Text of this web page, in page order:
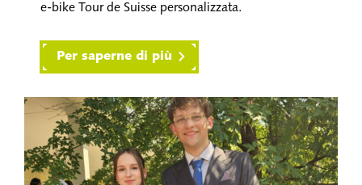
e-bike Tour de Suisse personalizzata.
Per saperne di più